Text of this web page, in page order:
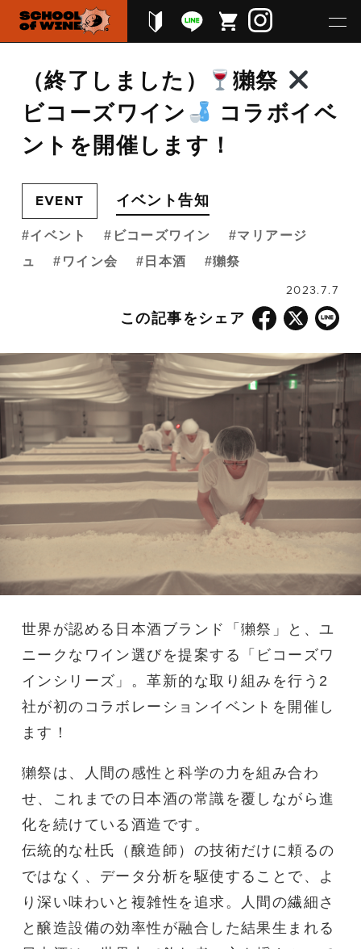
（終了しました）
獺祭
ビコーズワイン
コラボイベ
ントを開催します！
EVENT イベント告知
イベント ビコーズワイン
マリアージ
ュ
ワイン会 日本酒 獺祭
2023.7.7
この記事をシェア
世界が認める日本酒ブランド「獺祭」と、ユ
ニークなワイン選びを提案する「ビコーズワ
インシリーズ」。革新的な取り組みを行う2
社が初のコラボレーションイベントを開催し
ます！
獺祭は、人間の感性と科学の力を組み合わ
せ、これまでの日本酒の常識を覆しながら進
化を続けている酒造です。
伝統的な杜氏（醸造師）の技術だけに頼るの
ではなく、データ分析を駆使することで、よ
り深い味わいと複雑性を追求。人間の繊細さ
と醸造設備の効率性が融合した結果生まれる